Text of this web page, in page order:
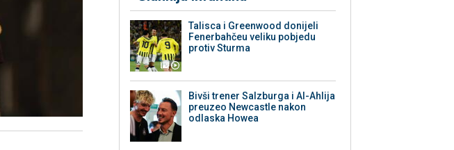
Talisca i Greenwood donijeli
Fenerbahčeu veliku pobjedu
protiv Sturma
Bivši trener Salzburga i Al-Ahlija
preuzeo Newcastle nakon
odlaska Howea